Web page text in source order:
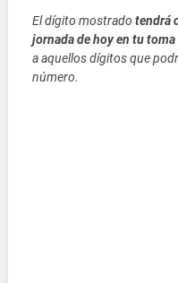
El dígito mostradotendrá
jornada de hoy en tu toma
a aquellos dígitos que
número.